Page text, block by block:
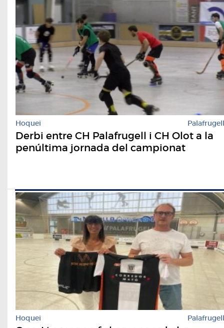
Hoquei Palafrugell
Derbi entre CH Palafrugell i CH Olot a la
penúltima jornada del campionat
Hoquei Palafrugell